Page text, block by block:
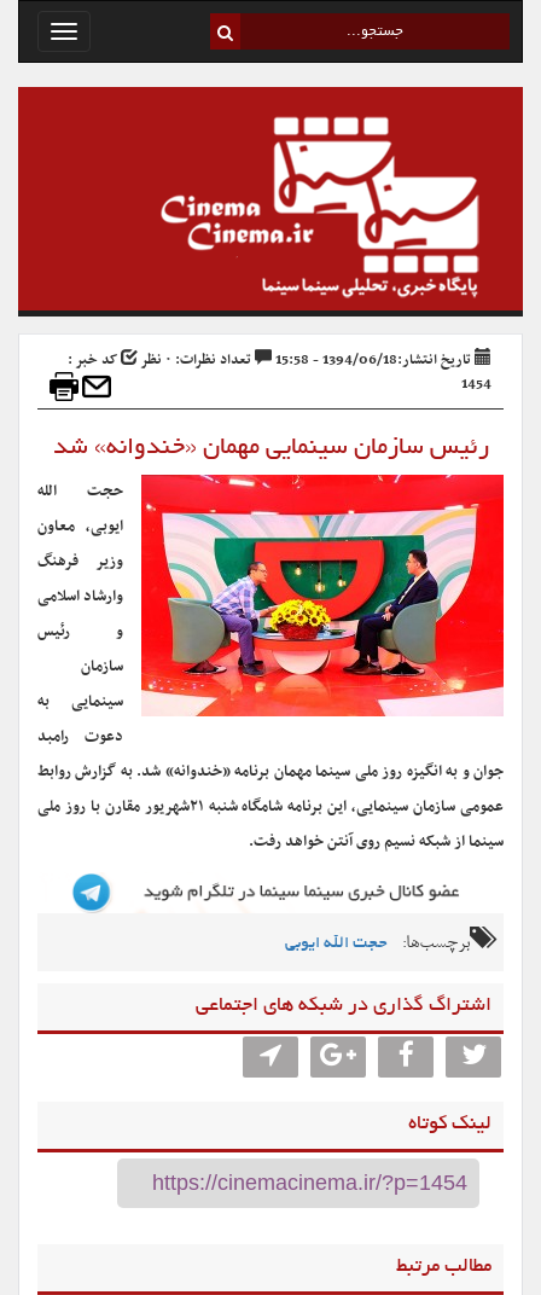
Toggle
تاریخ انتشار:1394/06/18 - 15:58 تعداد نظرات: ۰ نظر
کد خبر :
1454
رئیس سازمان سینمایی مهمان «خندوانه» شد
حجت الله
ایوبی، معاون
وزیر فرهنگ
وارشاد اسلامی
و رئیس
سازمان
سینمایی به
دعوت رامبد
جوان و به انگیزه روز ملی سینما مهمان برنامه «خندوانه» شد.به گزارش روابط
عمومی سازمان سینمایی، این برنامه شامگاه شنبه ۲۱شهریور مقارن با روز ملی
سینما از شبکه نسیم روی آنتن خواهد رفت.
برچسب‌ها: حجت الله ایوبی
اشتراگ گذاری در شبکه های اجتماعی
لینک کوتاه
مطالب مرتبط